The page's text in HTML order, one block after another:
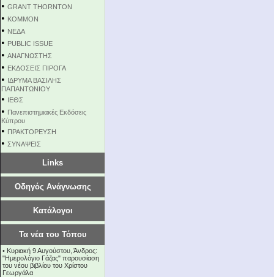
• GRANT THORNTON
• KOMMON
• NEΔΑ
• PUBLIC ISSUE
• ΑΝΑΓΝΩΣΤΗΣ
• ΕΚΔΟΣΕΙΣ ΠΙΡΟΓΑ
• ΙΔΡΥΜΑ ΒΑΣΙΛΗΣ
ΠΑΠΑΝΤΩΝΙΟΥ
• ΙΕΘΣ
• Πανεπιστημιακές Εκδόσεις
Κύπρου
• ΠΡΑΚΤΟΡΕΥΣΗ
• ΣΥΝΑΨΕΙΣ
Links
Οδηγός Ανάγνωσης
Κατάλογοι
Τα νέα του Τόπου
• Κυριακή 9 Αυγούστου, Άνδρος:
"Ημερολόγιο Γάζας" παρουσίαση
του νέου βιβλίου του Χρίστου
Γεωργάλα